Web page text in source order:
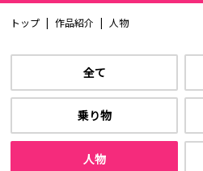
トップ 作品紹介 人物
全て
乗り物
人物